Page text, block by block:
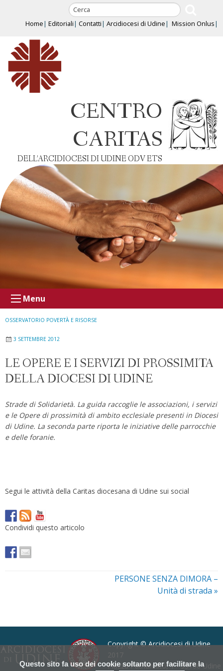
Questo sito fa uso dei cookie soltanto per facilitare la
content
Home Editoriali Contatti Arcidiocesi di Udine Mission Onlus
CENTRO
CARITAS
DELL’ARCIDIOCESI DI UDINE ODV ETS
Menu
OSSERVATORIO POVERTÀ E RISORSE
3 SETTEMBRE 2012
LE OPERE E I SERVIZI DI PROSSIMITA
DELLA DIOCESI DI UDINE
Strade di Solidarietà. La guida raccoglie le associazioni, i servizi
e le Opere di prossimità di ambito ecclesiale presenti in Diocesi
di Udine. La seconda parte riporta le iniziative delle parrocchie
e delle foranie.
Segui le attività della Caritas diocesana di Udine sui social
Condividi questo articolo
PERSONE SENZA DIMORA –
Unità di strada »
Copyright © Arcidiocesi di Udine
2017
Piazza Patriarcato, 1 - 33100 Udine